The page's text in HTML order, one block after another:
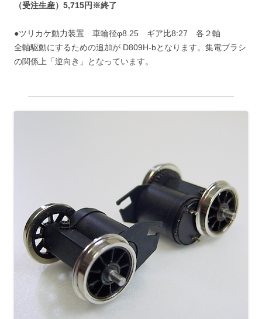
（受注生産）5,715円※終了
●ツリカケ動力装置 車輪径φ8.25 ギア比8:27 各２軸
全軸駆動にするための追加が D809H-bとなります。集電ブラシ
の関係上「逆向き」となっています。